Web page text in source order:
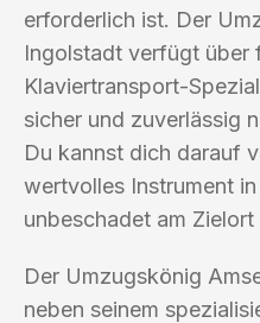
erforderlich ist. Der
Ingolstadt verfügt über
Klaviertransport-
sicher und zuverlässig
Du kannst dich darauf
wertvolles Instrument
unbeschadet am Zielort
Der Umzugskönig
neben seinem